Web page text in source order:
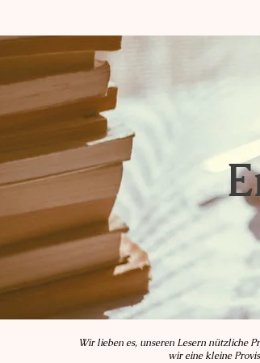
Wir lieben es, unseren Lesern nützliche
wir eine kleine